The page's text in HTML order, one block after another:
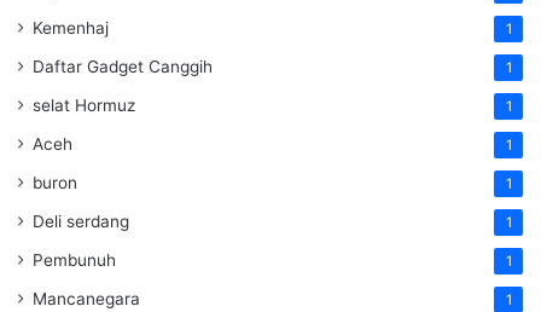
Kemenhaj 1
Daftar Gadget Canggih 1
selat Hormuz 1
Aceh 1
buron 1
Deli serdang 1
Pembunuh 1
Mancanegara 1